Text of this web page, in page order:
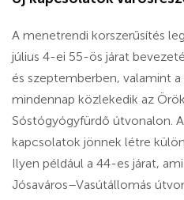
A menetrendi korszerűsítés
július 4-ei 55-ös járat
és szeptemberben, valamint
mindennap közlekedik az
Sóstógyógyfürdő útvonalon.
kapcsolatok jönnek létre
Ilyen például a 44-es járat,
Jósaváros–Vasútállomás